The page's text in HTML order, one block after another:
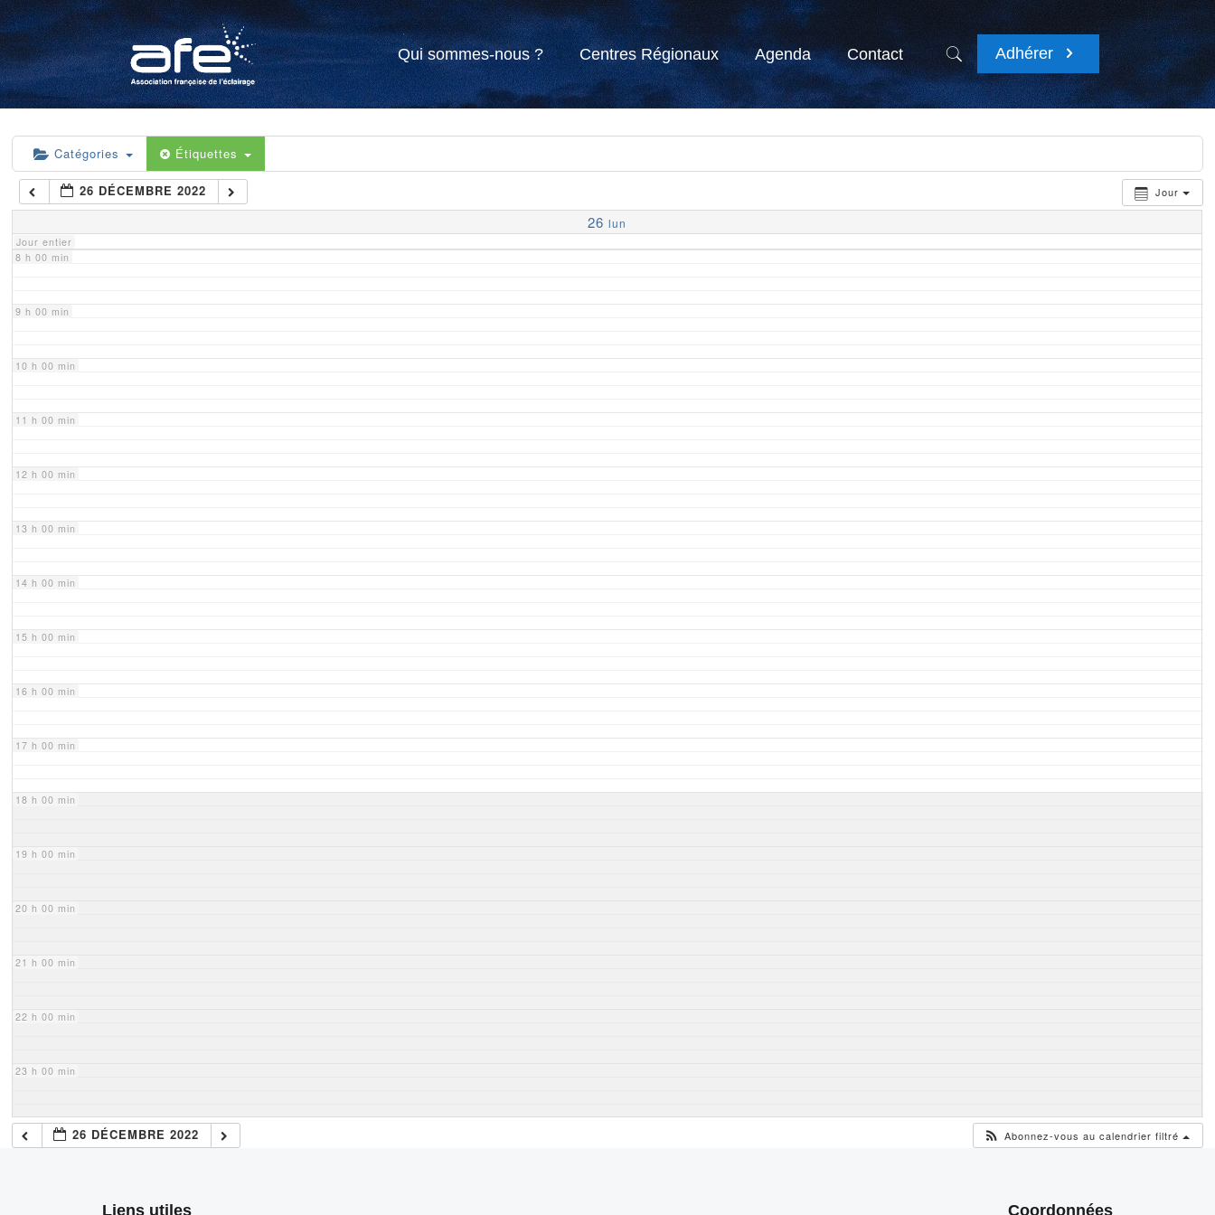
Qui sommes-nous ? Centres Régionaux Agenda Contact Adhérer
Catégories Étiquettes
Jour
26 DÉCEMBRE 2022
26 lun
Jour entier
4 h 00 min
5 h 00 min
6 h 00 min
7 h 00 min
8 h 00 min
9 h 00 min
10 h 00 min
11 h 00 min
12 h 00 min
13 h 00 min
14 h 00 min
15 h 00 min
16 h 00 min
17 h 00 min
18 h 00 min
19 h 00 min
20 h 00 min
21 h 00 min
22 h 00 min
23 h 00 min
26 DÉCEMBRE 2022 Abonnez-vous au calendrier filtré
Liens utiles Coordonnées